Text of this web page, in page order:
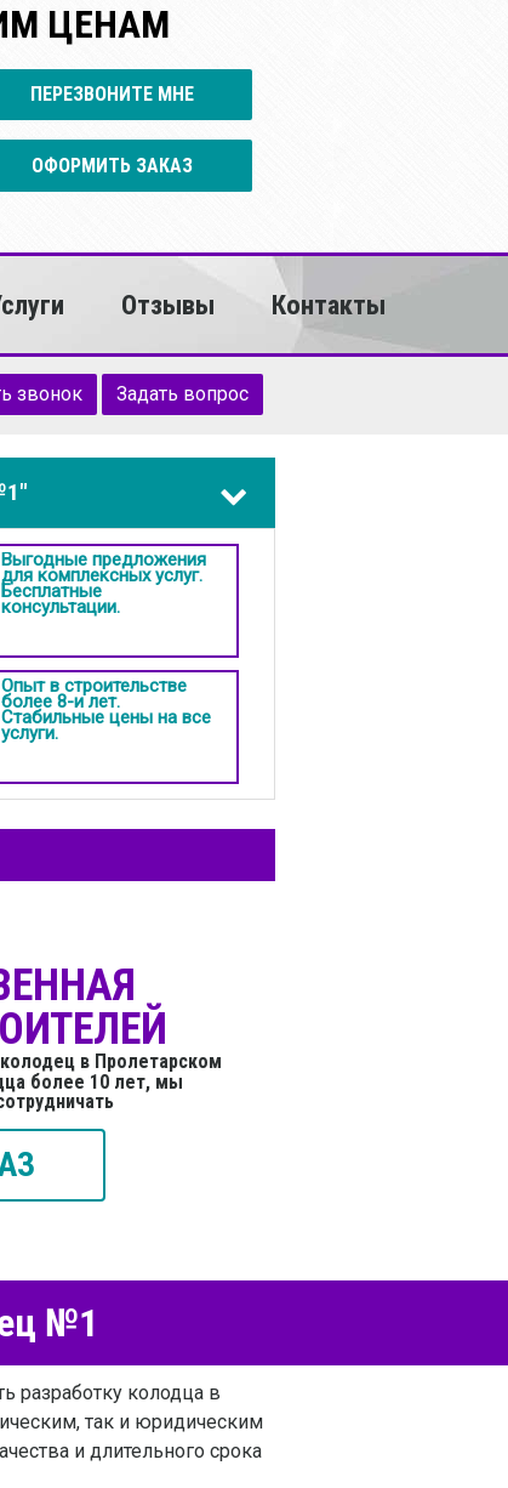
ЦЕНАМ
ПЕРЕЗВОНИТЕ МНЕ
ОФОРМИТЬ ЗАКАЗ
Отзывы Контакты
звонок Задать вопрос
Выгодные предложения
для комплексных услуг.
Бесплатные
консультации.
Опыт в строительстве
более 8-и лет.
Стабильные цены на все
услуги.
в Пролетарском
более 10 лет, мы
№1
разработку колодца в
так и юридическим
и длительного срока